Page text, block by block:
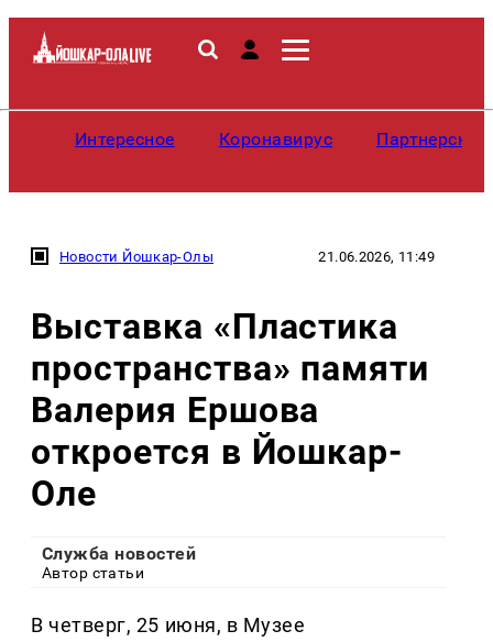
Интересное Коронавирус
Новости Йошкар-Олы 21.06.2026, 11:49
Выставка «Пластика
пространства» памяти
Валерия Ершова
откроется в Йошкар-
Оле
Служба новостей
Автор статьи
В четверг, 25 июня, в Музее